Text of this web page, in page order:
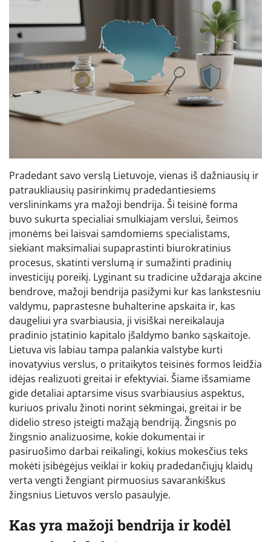
Pradedant savo verslą Lietuvoje, vienas iš dažniausių ir
patraukliausių pasirinkimų pradedantiesiems
verslininkams yra mažoji bendrija. Ši teisinė forma
buvo sukurta specialiai smulkiajam verslui, šeimos
įmonėms bei laisvai samdomiems specialistams,
siekiant maksimaliai supaprastinti biurokratinius
procesus, skatinti verslumą ir sumažinti pradinių
investicijų poreikį. Lyginant su tradicine uždarąja akcine
bendrove, mažoji bendrija pasižymi kur kas lankstesniu
valdymu, paprastesne buhalterine apskaita ir, kas
daugeliui yra svarbiausia, ji visiškai nereikalauja
pradinio įstatinio kapitalo įšaldymo banko sąskaitoje.
Lietuva vis labiau tampa palankia valstybe kurti
inovatyvius verslus, o pritaikytos teisinės formos leidžia
idėjas realizuoti greitai ir efektyviai. Šiame išsamiame
gide detaliai aptarsime visus svarbiausius aspektus,
kuriuos privalu žinoti norint sėkmingai, greitai ir be
didelio streso įsteigti mažąją bendriją. Žingsnis po
žingsnio analizuosime, kokie dokumentai ir
pasiruošimo darbai reikalingi, kokius mokesčius teks
mokėti įsibėgėjus veiklai ir kokių pradedančiųjų klaidų
verta vengti žengiant pirmuosius savarankiškus
žingsnius Lietuvos verslo pasaulyje.
Kas yra mažoji bendrija ir kodėl